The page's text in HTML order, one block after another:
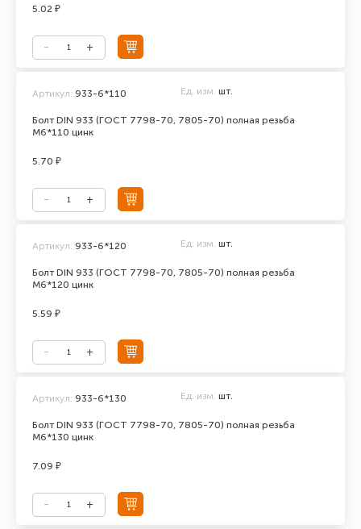
5.02 ₽
Болт DIN 933 (ГОСТ 7798-70, 7805-70) полная резьба
М6*110 цинк
Артикул: 933-6*110 Ед. изм. шт.
5.70 ₽
Болт DIN 933 (ГОСТ 7798-70, 7805-70) полная резьба
М6*120 цинк
Артикул: 933-6*120 Ед. изм. шт.
5.59 ₽
Болт DIN 933 (ГОСТ 7798-70, 7805-70) полная резьба
М6*130 цинк
Артикул: 933-6*130 Ед. изм. шт.
7.09 ₽